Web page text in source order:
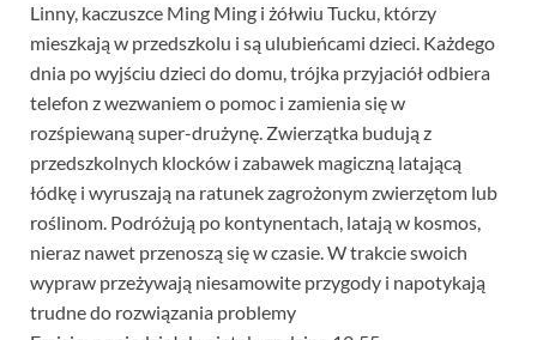
Linny, kaczuszce Ming Ming i żółwiu Tucku, którzy
mieszkają w przedszkolu i są ulubieńcami dzieci. Każdego
dnia po wyjściu dzieci do domu, trójka przyjaciół odbiera
telefon z wezwaniem o pomoc i zamienia się w
rozśpiewaną super-drużynę. Zwierzątka budują z
przedszkolnych klocków i zabawek magiczną latającą
łódkę i wyruszają na ratunek zagrożonym zwierzętom lub
roślinom. Podróżują po kontynentach, latają w kosmos,
nieraz nawet przenoszą się w czasie. W trakcie swoich
wypraw przeżywają niesamowite przygody i napotykają
trudne do rozwiązania problemy